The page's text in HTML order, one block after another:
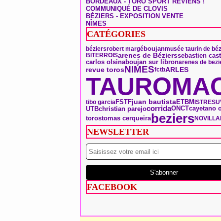
COMMUNIQUÉ DE CLOVIS
BÉZIERS - EXPOSITION VENTE
NÎMES
CATÉGORIES
béziersrobert margéboujanmusée taurin de
BITERROISarenes de Bézierssebastien
carlos olsinaboujan sur libronarenes de
revue torosNIMESfctbARLES
tibo garcia FSTFjuan bautistaETBMISTRES
UTBchristian parejocorridaONCTcayetano
torostomas cerqueirabeziers
NEWSLETTER
FACEBOOK